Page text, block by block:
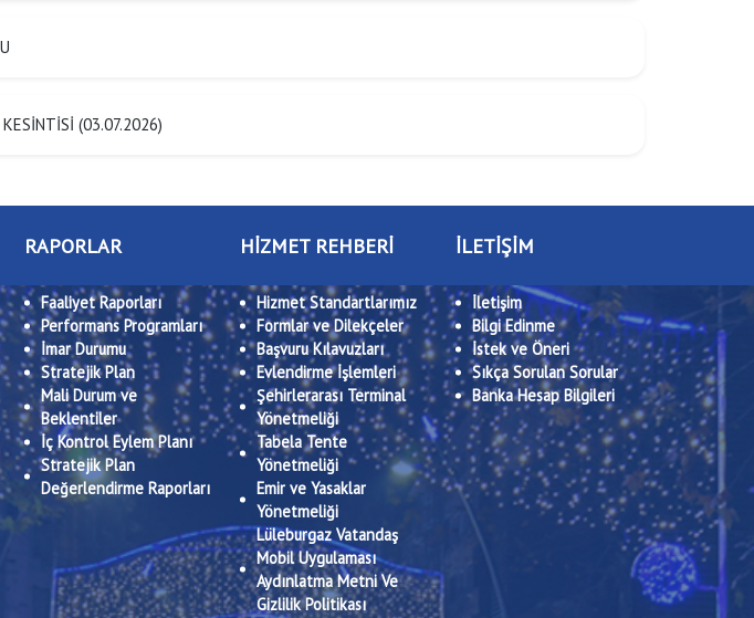
(03.07.2026)
RAPORLAR
Faaliyet Raporları
Performans Programları
İmar Durumu
Stratejik Plan
Mali Durum ve
Beklentiler
İç Kontrol Eylem Planı
Stratejik Plan
Değerlendirme Raporları
HİZMET REHBERİ
Hizmet Standartlarımız
Formlar ve Dilekçeler
Başvuru Kılavuzları
Evlendirme İşlemleri
Şehirlerarası Terminal
Yönetmeliği
Tabela Tente
Yönetmeliği
Emir ve Yasaklar
Yönetmeliği
Lüleburgaz Vatandaş
Mobil Uygulaması
Aydınlatma Metni Ve
Gizlilik Politikası
İLETİŞİM
İletişim
Bilgi Edinme
İstek ve Öneri
Sıkça Sorulan Sorular
Banka Hesap Bilgileri